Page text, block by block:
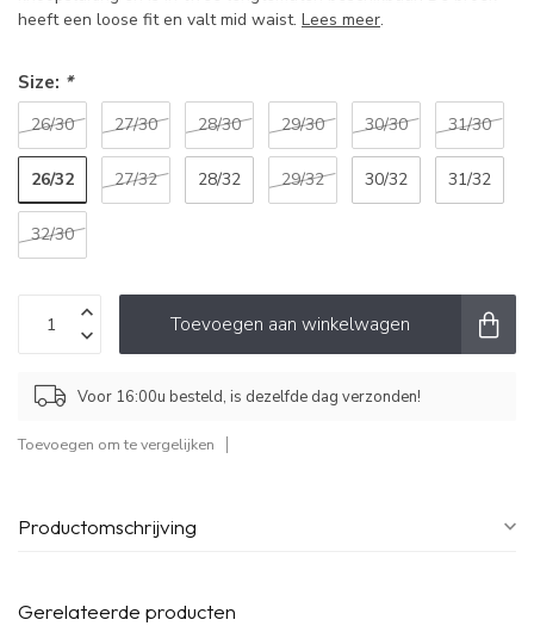
heeft een loose fit en valt mid waist. Lees meer.
Size: *
26/30 27/30 28/30 29/30 30/30 31/30
26/32 27/32 28/32 29/32 30/32 31/32
32/30
Toevoegen aan winkelwagen
Voor 16:00u besteld, is dezelfde dag verzonden!
Toevoegen om te vergelijken
Productomschrijving
Gerelateerde producten